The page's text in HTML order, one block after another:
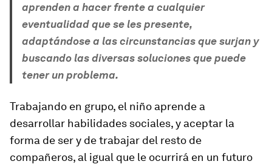
aprenden a hacer frente a cualquier
eventualidad que se les presente,
adaptándose a las circunstancias que surjan y
buscando las diversas soluciones que puede
tener un problema.
Trabajando en grupo, el niño aprende a
desarrollar habilidades sociales, y aceptar la
forma de ser y de trabajar del resto de
compañeros, al igual que le ocurrirá en un futuro